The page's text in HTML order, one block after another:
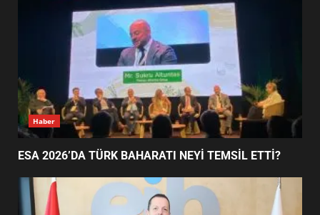
NEYİ TEMSİL ETTİ?
3
EİB’DE KRİTİK ATAMA:
SÜRDÜRÜLEBİLİRLİKTE NE
DEĞİŞECEK?
4
FİNALİNDE NE BAŞARDI?
Haber
ESA 2026’DA TÜRK BAHARATI NEYİ TEMSİL ETTİ?